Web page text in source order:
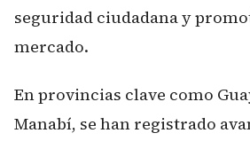
seguridad ciudadana y
mercado.
En provincias clave como
Manabí, se han registrado